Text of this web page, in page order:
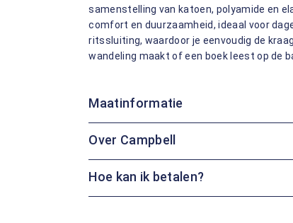
samenstelling van katoen, polyamide en
comfort en duurzaamheid, ideaal voor
ritssluiting, waardoor je eenvoudig de
wandeling maakt of een boek leest op de
Maatinformatie
Over Campbell
Hoe kan ik betalen?